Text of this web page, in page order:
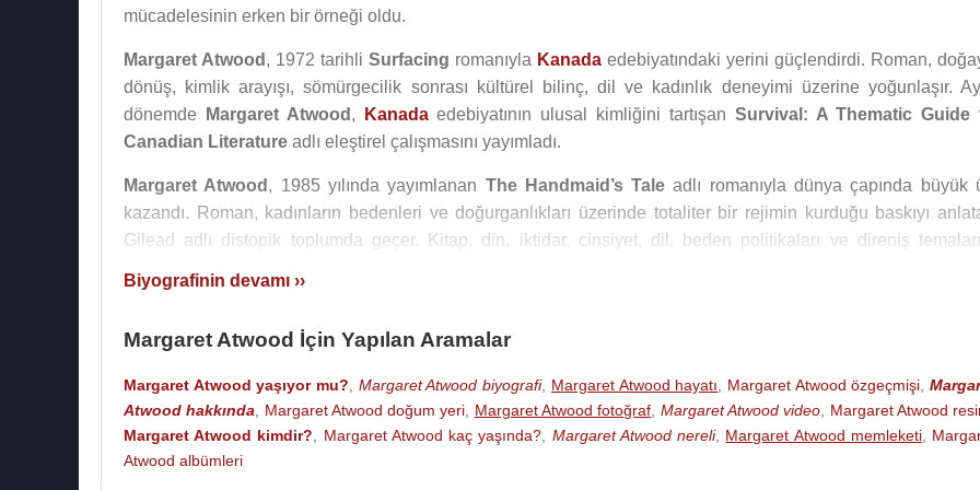
mücadelesinin erken bir örneği oldu.
Margaret Atwood , 1972 tarihli Surfacing romanıyla Kanada edebiyatındaki yerini güçlendirdi. Roman,
dönüş, kimlik arayışı, sömürgecilik sonrası kültürel bilinç, dil ve kadınlık deneyimi üzerine yoğunlaşır.
dönemde
Margaret Atwood , Kanadaedebiyatının ulusal kimliğini tartışan Survival: A Thematic Guide
Canadian Literature adlı eleştirel çalışmasını yayımladı.
Margaret Atwood , 1985 yılında yayımlanan The Handmaid’s Tale adlı romanıyla dünya çapında büyük
kazandı. Roman, kadınların bedenleri ve doğurganlıkları üzerinde totaliter bir rejimin kurduğu baskıyı
Gilead adlı distopik toplumda geçer. Kitap, din, iktidar, cinsiyet, dil, beden politikaları ve direniş
romanda yer alan baskı, şiddet ve toplumsal kontrol biçimlerinin tarihsel ya da çağdaş dünyada
2017 yılında başlayan televizyon uyarlamasıyla yeni kuşaklar arasında yeniden büyük görünürlük kazanmıştır.
Margaret Atwood, 1988 tarihliCat’s Eyeromanında çocukluk, kız arkadaşlıkları, zorbalık, hafıza ve
sanatçı kimliği üzerine yoğunlaştı. 1993 tarihli
Biyografinin devamı ››
Margaret Atwood İçin Yapılan Aramalar
Margaret Atwood yaşıyor mu? Margaret Atwood biyografi, Margaret Atwood hayatı Margaret Atwood özgeçmişi ,
Atwood hakkında
Margaret Atwood doğum yeri Margaret Atwood fotoğraf Margaret Atwood video Margaret Atwood
Margaret Atwood kimdir?
Margaret Atwood kaç yaşında? Margaret Atwood nereli, Margaret Atwood memleketi,
Atwood albümleri